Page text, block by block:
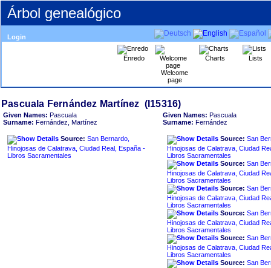
Árbol genealógico
Login
Enredo
Welcome
page
Charts Lists
Given Names: Pascuala
Surname: Fernández, Martínez
Source: San Bernardo,
Hinojosas de Calatrava, Ciudad Real, España -
Libros Sacramentales
Given Names: Pascuala
Surname: Fernández
Source: San
Hinojosas de Calatrava, Ciudad
Libros Sacramentales
Source: San
Hinojosas de Calatrava, Ciudad
Libros Sacramentales
Source: San
Hinojosas de Calatrava, Ciudad
Libros Sacramentales
Source: San
Hinojosas de Calatrava, Ciudad
Libros Sacramentales
Source: San
Hinojosas de Calatrava, Ciudad
Libros Sacramentales
Source: San